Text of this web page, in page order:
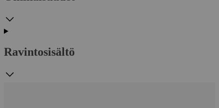
Ravintosisältö